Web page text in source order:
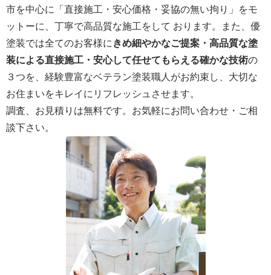
市を中心に「直接施工・安心価格・妥協の無い拘り」をモ
ットーに、丁寧で高品質な施工をして おります。また、優
塗装では全てのお客様にきめ細やかなご提案・高品質な塗
装による直接施工・安心して任せてもらえる確かな技術の
３つを、経験豊富なベテラン塗装職人がお約束し、大切な
お住まいをキレイにリフレッシュさせます。
調査、お見積りは無料です。お気軽にお問い合わせ・ご相
談下さい。